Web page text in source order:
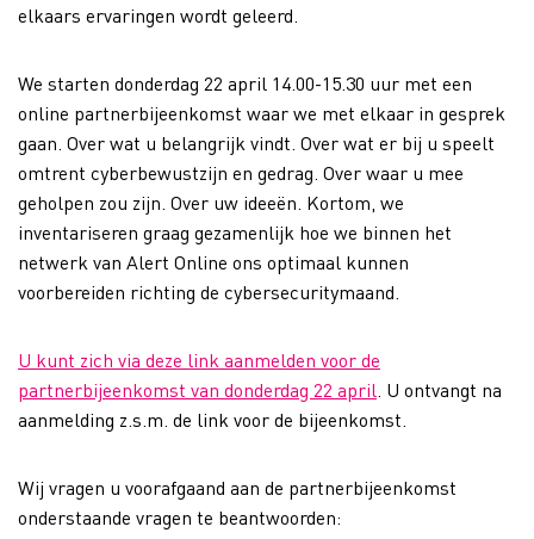
elkaars ervaringen wordt geleerd.
We starten donderdag 22 april 14.00-15.30 uur met een
online partnerbijeenkomst waar we met elkaar in gesprek
gaan. Over wat u belangrijk vindt. Over wat er bij u speelt
omtrent cyberbewustzijn en gedrag. Over waar u mee
geholpen zou zijn. Over uw ideeën. Kortom, we
inventariseren graag gezamenlijk hoe we binnen het
netwerk van Alert Online ons optimaal kunnen
voorbereiden richting de cybersecuritymaand.
U kunt zich via deze link aanmelden voor de
partnerbijeenkomst van donderdag 22 april . U ontvangt na
aanmelding z.s.m. de link voor de bijeenkomst.
Wij vragen u voorafgaand aan de partnerbijeenkomst
onderstaande vragen te beantwoorden: